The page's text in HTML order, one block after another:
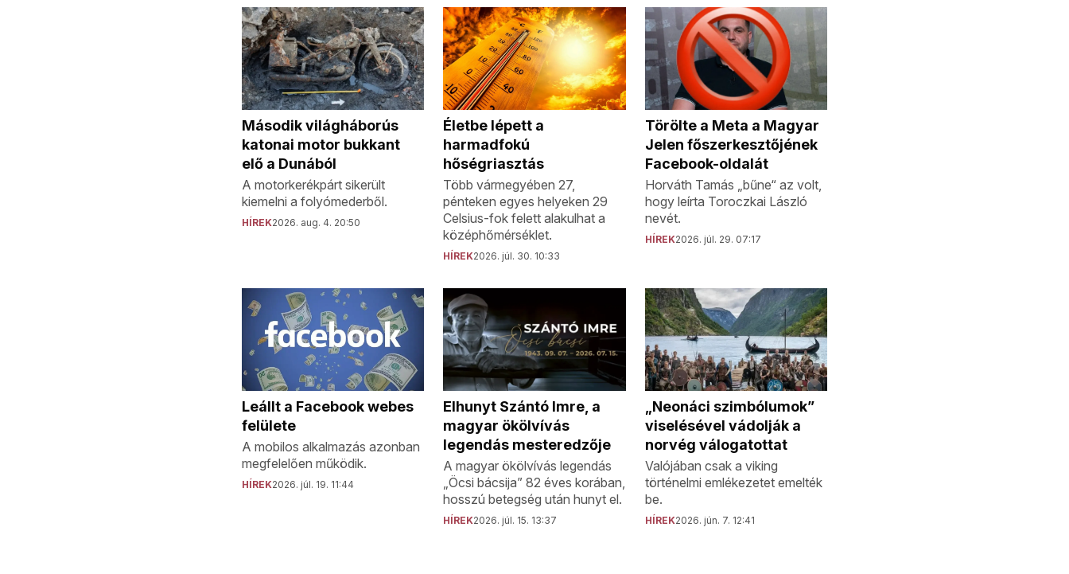
Második világháborús
katonai motor bukkant
elő a Dunából
A motorkerékpárt sikerült
kiemelni a folyómederből.
HÍREK2026. aug. 4. 20:50
Életbe lépett a
harmadfokú
hőségriasztás
Több vármegyében 27,
pénteken egyes helyeken 29
Celsius-fok felett alakulhat a
középhőmérséklet.
HÍREK2026. júl. 30. 10:33
Törölte a Meta a Magyar
Jelen főszerkesztőjének
Facebook-oldalát
Horváth Tamás „bűne“ az volt,
hogy leírta Toroczkai László
nevét.
HÍREK2026. júl. 29. 07:17
Leállt a Facebook webes
felülete
A mobilos alkalmazás azonban
megfelelően működik.
HÍREK2026. júl. 19. 11:44
Elhunyt Szántó Imre, a
magyar ökölvívás
legendás mesteredzője
A magyar ökölvívás legendás
„Öcsi bácsija” 82 éves korában,
hosszú betegség után hunyt el.
HÍREK2026. júl. 15. 13:37
„Neonáci szimbólumok”
viselésével vádolják a
norvég válogatottat
Valójában csak a viking
történelmi emlékezetet emelték
be.
HÍREK2026. jún. 7. 12:41